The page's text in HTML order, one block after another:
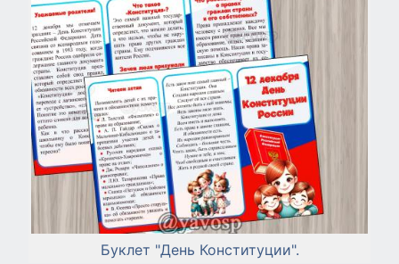
Буклет "День Конституции".